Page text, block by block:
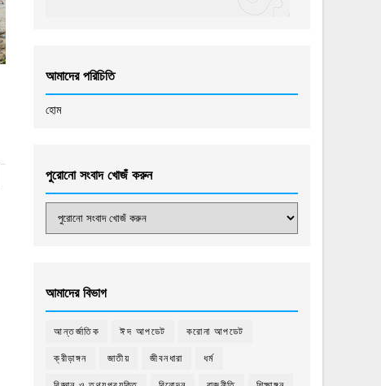
আমাদের পরিচিতি
হোম
পুরোনো সংবাদ খোজঁ করুন
আমাদের বিভাগ
আন্তর্জাতিক ঈদ আপডেট করোনা আপডেট
ক্রীড়াঙ্গন জাতীয় জীবনধারা ধর্ম